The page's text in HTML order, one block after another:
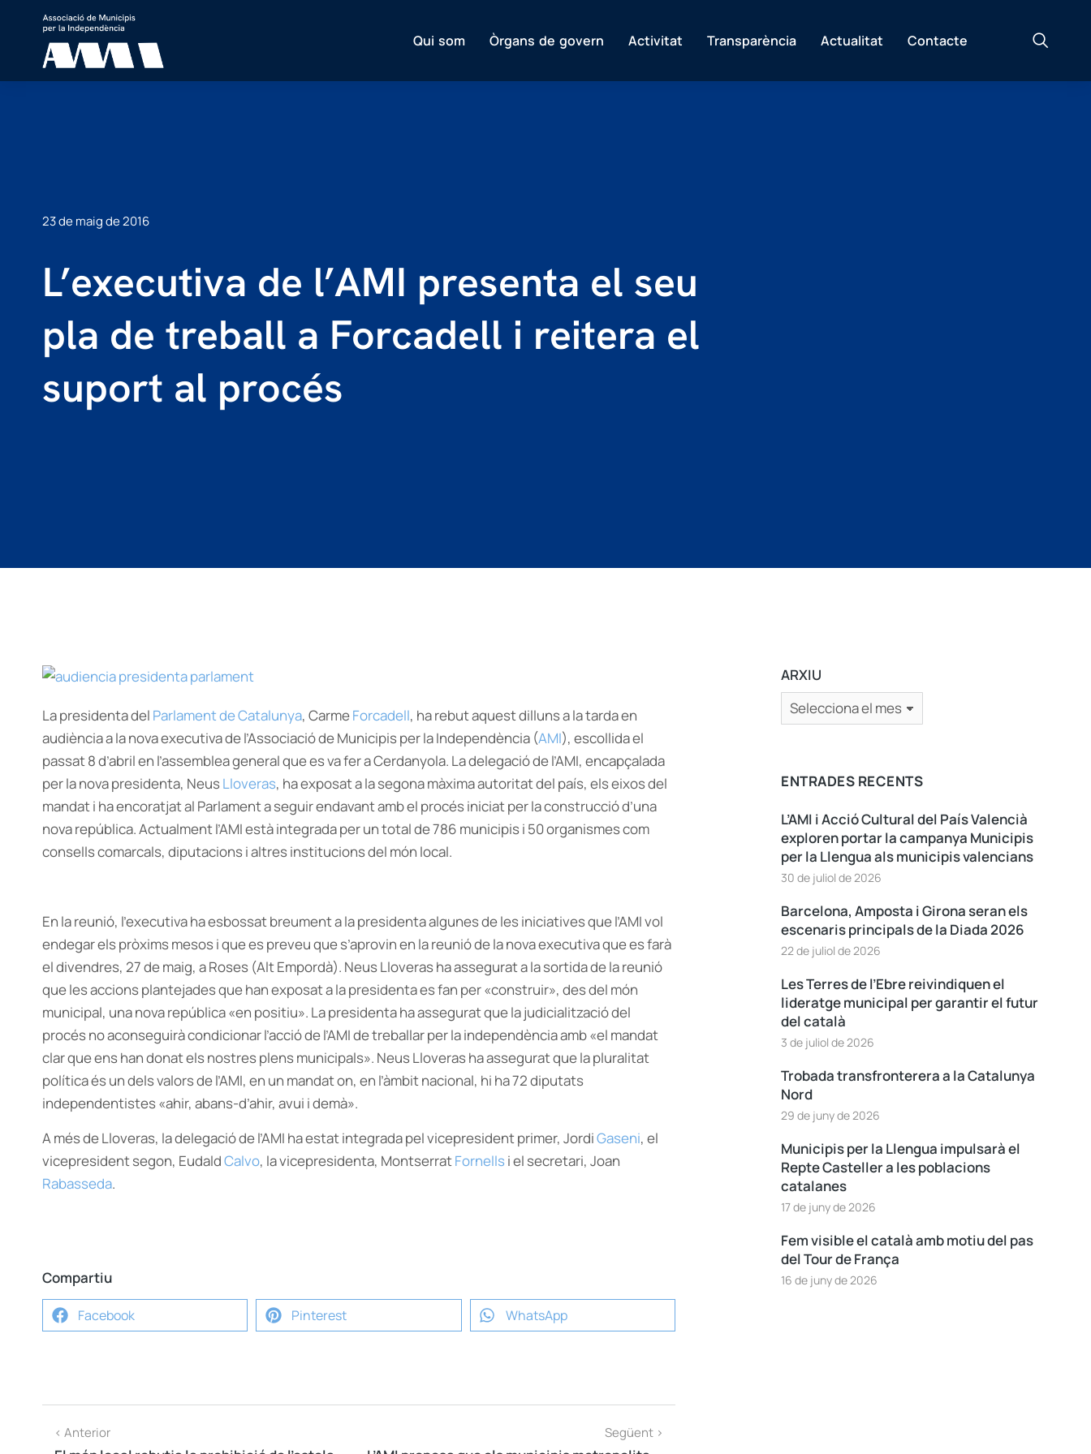
Qui som Òrgans de govern Activitat Transparència Actualitat Contacte
23 de maig de 2016
L’executiva de l’AMI presenta el seu
pla de treball a Forcadell i reitera el
suport al procés
La presidenta del Parlament de Catalunya, CarmeForcadell, ha rebut aquest dilluns a la tarda en
audiència a la nova executiva de l’Associació de Municipis per la Independència (AMI), escollida el
passat 8 d’abril en l’assemblea general que es va fer a Cerdanyola. La delegació de l’AMI, encapçalada
per la nova presidenta, NeusLloveras, ha exposat a la segona màxima autoritat del país, els eixos del
mandat i ha encoratjat al Parlament a seguir endavant amb el procés iniciat per la construcció d’una
nova república. Actualment l’AMI està integrada per un total de 786 municipis i 50 organismes com
consells comarcals, diputacions i altres institucions del món local.
En la reunió, l’executiva ha esbossat breument a la presidenta algunes de les iniciatives que l’AMI vol
endegar els pròxims mesos i que es preveu que s’aprovin en la reunió de la nova executiva que es farà
el divendres, 27 de maig, a Roses (Alt Empordà). Neus Lloveras ha assegurat a la sortida de la reunió
que les accions plantejades que han exposat a la presidenta es fan per «construir», des del món
municipal, una nova república «en positiu». La presidenta ha assegurat que la judicialització del
procés no aconseguirà condicionar l’acció de l’AMI de treballar per la independència amb «el mandat
clar que ens han donat els nostres plens municipals». Neus Lloveras ha assegurat que la pluralitat
política és un dels valors de l’AMI, en un mandat on, en l’àmbit nacional, hi ha 72 diputats
independentistes «ahir, abans-d’ahir, avui i demà».
A més de Lloveras, la delegació de l’AMI ha estat integrada pel vicepresident primer, JordiGaseni, el
vicepresident segon, EudaldCalvo, la vicepresidenta, MontserratFornellsi el secretari, Joan
Rabasseda.
Compartiu
Facebook Pinterest WhatsApp
< Anterior Següent >
ARXIU
ENTRADES RECENTS
L’AMI i Acció Cultural del País Valencià
exploren portar la campanya Municipis
per la Llengua als municipis valencians
30 de juliol de 2026
Barcelona, Amposta i Girona seran els
escenaris principals de la Diada 2026
22 de juliol de 2026
Les Terres de l’Ebre reivindiquen el
lideratge municipal per garantir el futur
del català
3 de juliol de 2026
Trobada transfronterera a la Catalunya
Nord
29 de juny de 2026
Municipis per la Llengua impulsarà el
Repte Casteller a les poblacions
catalanes
17 de juny de 2026
Fem visible el català amb motiu del pas
del Tour de França
16 de juny de 2026